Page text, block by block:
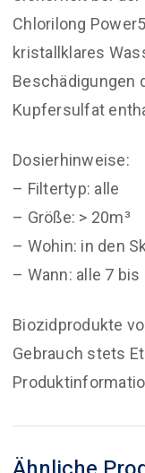
Chlorilong
kristallklares
Beschädigungen
Kupfersulfat
Dosierhinweise:
– Filtertyp: alle
– Größe: > 20m³
– Wohin: in den
– Wann: alle 7 bis
Biozidprodukte
Gebrauch stets